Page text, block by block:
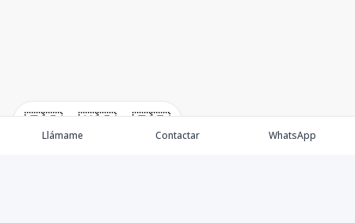
🇪🇸 🇺🇸 🇫🇷
Llámame Contactar WhatsApp